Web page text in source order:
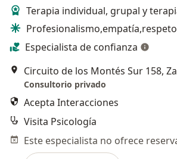
Terapia individual, grupal y
Especialista de confianza
Circuito de los Montés Sur 158,
Consultorio privado
Acepta Interacciones
Visita Psicología